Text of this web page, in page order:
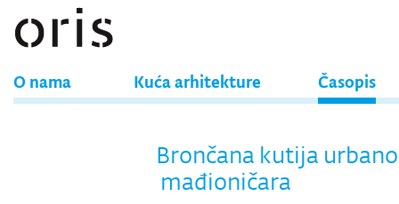
O nama Kuća arhitekture Časopis
Brončana kutija
mađioničara